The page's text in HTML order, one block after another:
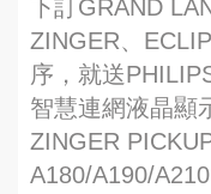
下訂GRAND
ZINGER、
序，就送
智慧連網液晶顯
ZINGER
A180/A190/